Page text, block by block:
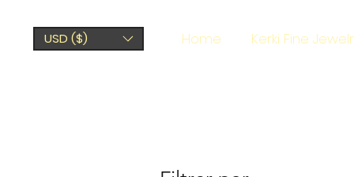
USD ($) Home Kerki Fine